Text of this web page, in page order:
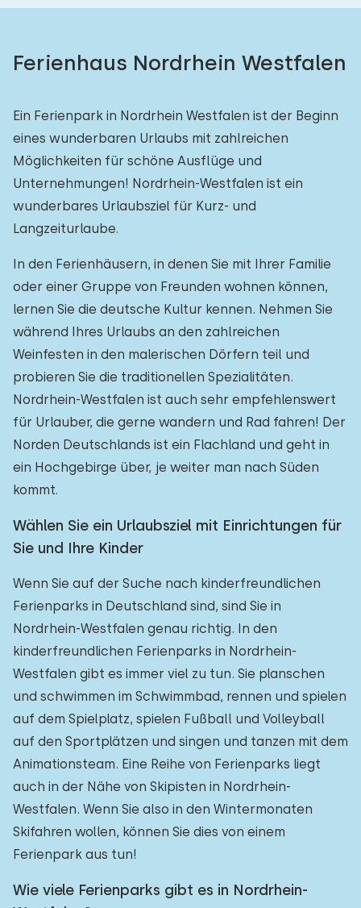
Ferienhaus Nordrhein Westfalen
Ein Ferienpark in Nordrhein Westfalen ist der Beginn
eines wunderbaren Urlaubs mit zahlreichen
Möglichkeiten für schöne Ausflüge und
Unternehmungen! Nordrhein-Westfalen ist ein
wunderbares Urlaubsziel für Kurz- und
Langzeiturlaube.
In den Ferienhäusern, in denen Sie mit Ihrer Familie
oder einer Gruppe von Freunden wohnen können,
lernen Sie die deutsche Kultur kennen. Nehmen Sie
während Ihres Urlaubs an den zahlreichen
Weinfesten in den malerischen Dörfern teil und
probieren Sie die traditionellen Spezialitäten.
Nordrhein-Westfalen ist auch sehr empfehlenswert
für Urlauber, die gerne wandern und Rad fahren! Der
Norden Deutschlands ist ein Flachland und geht in
ein Hochgebirge über, je weiter man nach Süden
kommt.
Wählen Sie ein Urlaubsziel mit Einrichtungen für
Sie und Ihre Kinder
Wenn Sie auf der Suche nach kinderfreundlichen
Ferienparks in Deutschland sind, sind Sie in
Nordrhein-Westfalen genau richtig. In den
kinderfreundlichen Ferienparks in Nordrhein-
Westfalen gibt es immer viel zu tun. Sie planschen
und schwimmen im Schwimmbad, rennen und spielen
auf dem Spielplatz, spielen Fußball und Volleyball
auf den Sportplätzen und singen und tanzen mit dem
Animationsteam. Eine Reihe von Ferienparks liegt
auch in der Nähe von Skipisten in Nordrhein-
Westfalen. Wenn Sie also in den Wintermonaten
Skifahren wollen, können Sie dies von einem
Ferienpark aus tun!
Wie viele Ferienparks gibt es in Nordrhein-